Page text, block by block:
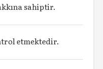
sahiptir.
etmektedir.